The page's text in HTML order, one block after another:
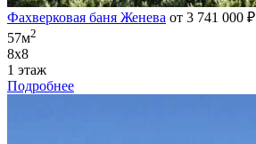
Фахверковая баня Женева от 3 741 000 ₽
57м2
8х8
1 этаж
Подробнее